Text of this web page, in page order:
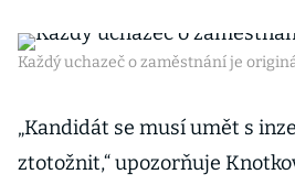
Každý uchazeč o zaměstnání je
„Kandidát se musí umět s
ztotožnit,“ upozorňuje